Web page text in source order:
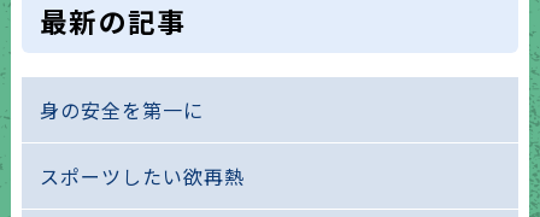
最新の記事
身の安全を第一に
スポーツしたい欲再熱